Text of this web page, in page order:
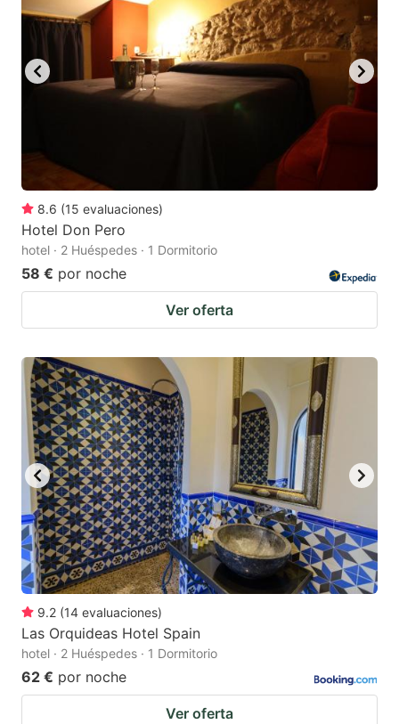
key
to
the
for
changing
dates.
key
to
get
the
keyboard
shortcuts
8.6 (15 evaluaciones)
Hotel Don Pero
hotel · 2 Huéspedes · 1 Dormitorio
58 € por noche
Ver oferta
9.2 (14 evaluaciones)
Las Orquideas Hotel Spain
hotel · 2 Huéspedes · 1 Dormitorio
62 € por noche
Ver oferta